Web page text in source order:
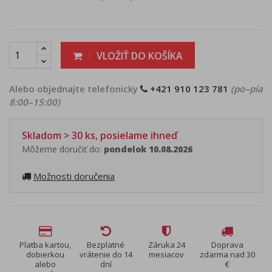
VLOŽIŤ DO KOŠÍKA
Alebo objednajte telefonicky +421 910 123 781 (po–pia
8:00–15:00)
Skladom > 30 ks, posielame ihneď
Môžeme doručiť do: pondelok 10.08.2026
Možnosti doručenia
Platba kartou,
dobierkou
alebo
Bezplatné
vrátenie do 14
dní
Záruka 24
mesiacov
Doprava
zdarma nad 30
€